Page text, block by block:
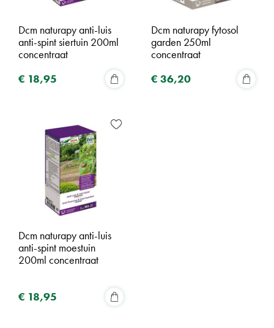
Dcm naturapy anti-luis
anti-spint siertuin 200ml
concentraat
€ 18,95
Dcm naturapy fytosol
garden 250ml
concentraat
€ 36,20
Dcm naturapy anti-luis
anti-spint moestuin
200ml concentraat
€ 18,95